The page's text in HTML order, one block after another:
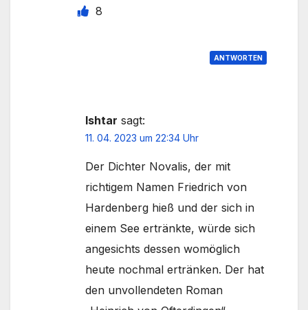
8
ANTWORTEN
Ishtar sagt:
11. 04. 2023 um 22:34 Uhr
Der Dichter Novalis, der mit
richtigem Namen Friedrich von
Hardenberg hieß und der sich in
einem See ertränkte, würde sich
angesichts dessen womöglich
heute nochmal ertränken. Der hat
den unvollendeten Roman